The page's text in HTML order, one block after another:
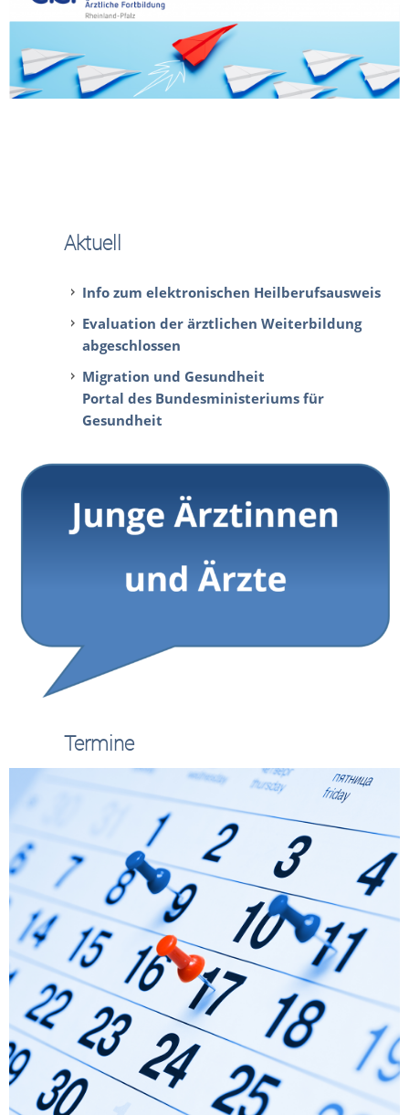
Aktuell
Info zum elektronischen Heilberufsausweis
Evaluation der ärztlichen Weiterbildung
abgeschlossen
Migration und Gesundheit
Portal des Bundesministeriums für
Gesundheit
Termine